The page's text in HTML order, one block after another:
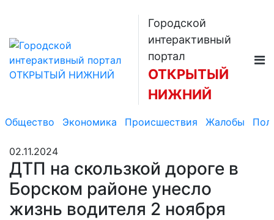
Городской
интерактивный
портал
ОТКРЫТЫЙ
НИЖНИЙ
Общество Экономика Происшествия Жалобы
02.11.2024
ДТП на скользкой дороге в
Борском районе унесло
жизнь водителя 2 ноября